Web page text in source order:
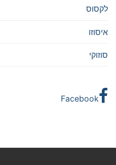
לקסוס
איסוזו
סוזוקי
Facebook